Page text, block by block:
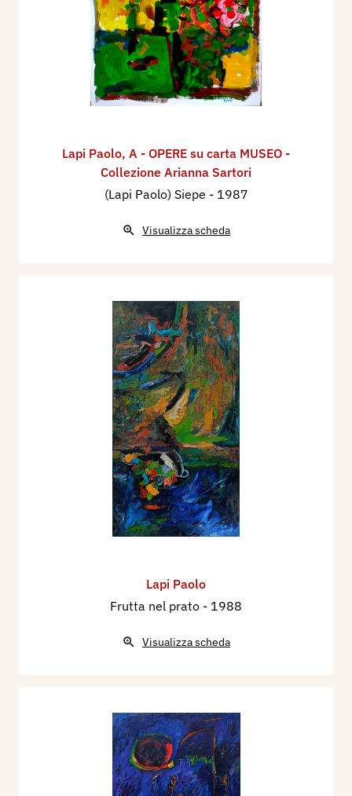
Lapi Paolo, A - OPERE su carta MUSEO -
Collezione Arianna Sartori
(Lapi Paolo) Siepe - 1987
Visualizza scheda
Lapi Paolo
Frutta nel prato - 1988
Visualizza scheda